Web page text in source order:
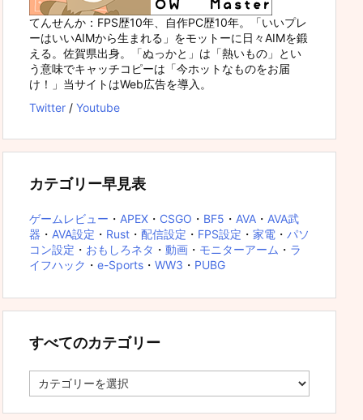
てんせんか：FPS歴10年、自作PC歴10年。「いいプレ
ーはいいAIMから生まれる」をモットーに日々AIMを鍛
える。佐賀県出身。「ぬっかと」は「熱いもの」とい
う意味でキャッチコピーは「今ホットなものをお届
け！」当サイトはWeb広告を導入。
Twitter / Youtube
カテゴリー早見表
ゲームレビュー ・ APEX ・ CSGO ・ BF5 ・ AVA ・ AVA武
器 ・ AVA設定 ・ Rust ・ 配信設定 ・ FPS設定 ・ 家電 ・ パソ
コン設定 ・ おもしろネタ ・ 動画 ・ モニターアーム ・ ラ
イフハック ・ e-Sports ・ WW3 ・ PUBG
すべてのカテゴリー
べ